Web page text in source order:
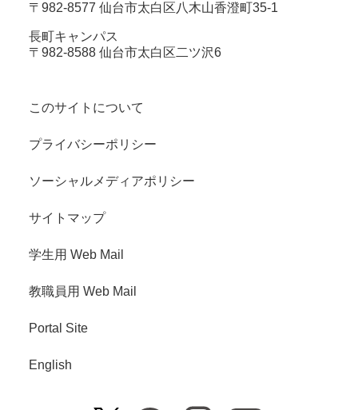
〒982-8577 仙台市太白区八木山香澄町35-1
長町キャンパス
〒982-8588 仙台市太白区二ツ沢6
このサイトについて
プライバシーポリシー
ソーシャルメディアポリシー
サイトマップ
学生用 Web Mail
教職員用 Web Mail
Portal Site
English